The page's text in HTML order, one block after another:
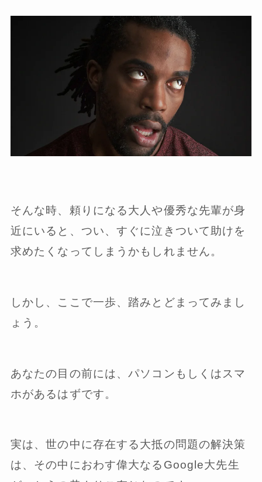
そんな時、頼りになる大人や優秀な先輩が身
近にいると、つい、すぐに泣きついて助けを
求めたくなってしまうかもしれません。
しかし、ここで一歩、踏みとどまってみまし
ょう。
あなたの目の前には、パソコンもしくはスマ
ホがあるはずです。
実は、世の中に存在する大抵の問題の解決策
は、その中におわす偉大なるGoogle大先生